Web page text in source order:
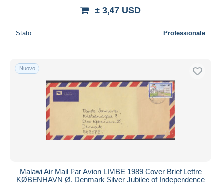
± 3,47 USD
Stato Professionale
Nuovo
Malawi Air Mail Par Avion LIMBE 1989 Cover Brief Lettre
KØBENHAVN Ø. Denmark Silver Jubilee of Independence